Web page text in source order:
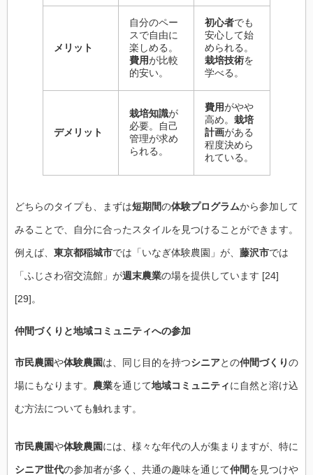
メリット
自分のペー
スで自由に
楽しめる。
費用が比較
的安い。
初心者でも
安心して始
められる。
栽培技術を
学べる。
デメリット
栽培知識が
必要。自己
管理が求め
られる。
費用がやや
高め。 栽培
計画がある
程度決めら
れている。
どちらのタイプも、まずは短期間の体験プログラムから参加して
みることで、自分に合ったスタイルを見つけることができます。
例えば、 東京都稲城市では「いなぎ体験農園」が、 藤沢市では
「ふじさわ宿交流館」が週末農業の場を提供しています [24]
[29]。
仲間づくり と地域コミュニティへの参加
市民農園や体験農園は、同じ目的を持つシニアとの仲間づくりの
場にもなります。 農業を通じて地域コミュニティに自然と溶け込
む方法についても触れます。
市民農園や体験農園には、様々な年代の人が集まりますが、特に
シニア世代の参加者が多く、共通の趣味を通じて仲間を見つけや